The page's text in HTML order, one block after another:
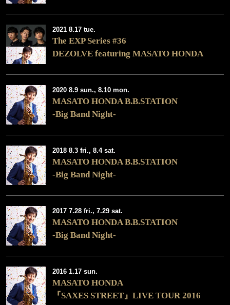
2021 8.17 tue.
The EXP Series #36
DEZOLVE featuring MASATO HONDA
2020 8.9 sun., 8.10 mon.
MASATO HONDA B.B.STATION
-Big Band Night-
2018 8.3 fri., 8.4 sat.
MASATO HONDA B.B.STATION
-Big Band Night-
2017 7.28 fri., 7.29 sat.
MASATO HONDA B.B.STATION
-Big Band Night-
2016 1.17 sun.
MASATO HONDA
『SAXES STREET』LIVE TOUR 2016